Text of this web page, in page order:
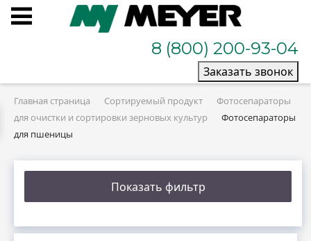
8 (800) 200-93-04
Заказать звонок
Главная страница Сортируемый продукт
Фотосепараторы
для очистки и сортировки зерновых культур
Фотосепараторы
для пшеницы
Показать фильтр